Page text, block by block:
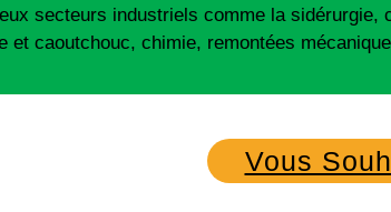
secteurs industriels comme la sidérurgie,
et caoutchouc, chimie, remontées
Vous